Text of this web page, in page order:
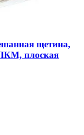
щетина,
плоская